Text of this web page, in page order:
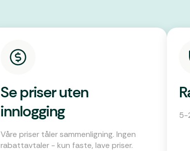
Se priser uten
innlogging
Våre priser tåler sammenligning. Ingen
rabattavtaler - kun faste, lave priser.
5-